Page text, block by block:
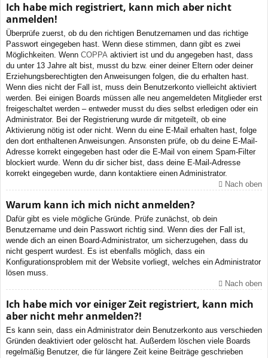
Ich habe mich registriert, kann mich aber nicht
anmelden!
Überprüfe zuerst, ob du den richtigen Benutzernamen und das richtige
Passwort eingegeben hast. Wenn diese stimmen, dann gibt es zwei
Möglichkeiten. Wenn COPPA aktiviert ist und du angegeben hast, dass
du unter 13 Jahre alt bist, musst du bzw. einer deiner Eltern oder deiner
Erziehungsberechtigten den Anweisungen folgen, die du erhalten hast.
Wenn dies nicht der Fall ist, muss dein Benutzerkonto vielleicht aktiviert
werden. Bei einigen Boards müssen alle neu angemeldeten Mitglieder erst
freigeschaltet werden – entweder musst du dies selbst erledigen oder ein
Administrator. Bei der Registrierung wurde dir mitgeteilt, ob eine
Aktivierung nötig ist oder nicht. Wenn du eine E-Mail erhalten hast, folge
den dort enthaltenen Anweisungen. Ansonsten prüfe, ob du deine E-Mail-
Adresse korrekt eingegeben hast oder die E-Mail von einem Spam-Filter
blockiert wurde. Wenn du dir sicher bist, dass deine E-Mail-Adresse
korrekt eingegeben wurde, dann kontaktiere einen Administrator.
Nach oben
Warum kann ich mich nicht anmelden?
Dafür gibt es viele mögliche Gründe. Prüfe zunächst, ob dein
Benutzername und dein Passwort richtig sind. Wenn dies der Fall ist,
wende dich an einen Board-Administrator, um sicherzugehen, dass du
nicht gesperrt wurdest. Es ist ebenfalls möglich, dass ein
Konfigurationsproblem mit der Website vorliegt, welches ein Administrator
lösen muss.
Nach oben
Ich habe mich vor einiger Zeit registriert, kann mich
aber nicht mehr anmelden?!
Es kann sein, dass ein Administrator dein Benutzerkonto aus verschieden
Gründen deaktiviert oder gelöscht hat. Außerdem löschen viele Boards
regelmäßig Benutzer, die für längere Zeit keine Beiträge geschrieben